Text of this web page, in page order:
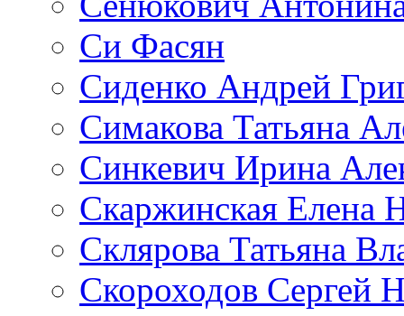
Си Фасян
Сиденко Андрей
Симакова Татьяна
Синкевич Ирина
Скаржинская Елена
Склярова Татьяна
Скороходов Сергей